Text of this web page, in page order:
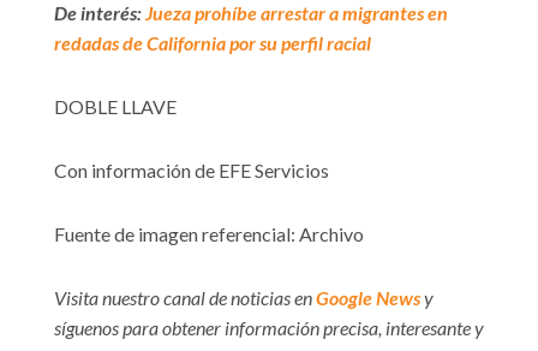
De interés:Jueza prohíbe arrestar a migrantes en
redadas de California por su perfil racial
DOBLE LLAVE
Con información de EFE Servicios
Fuente de imagen referencial: Archivo
Visita nuestro canal de noticias enGoogle Newsy
síguenos para obtener información precisa, interesante y